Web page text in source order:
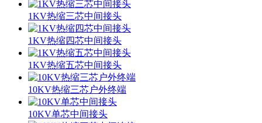
1KV热缩三芯中间接头
1KV热缩四芯中间接头
1KV热缩五芯中间接头
10KV热缩三芯户外终端
10KV单芯中间接头